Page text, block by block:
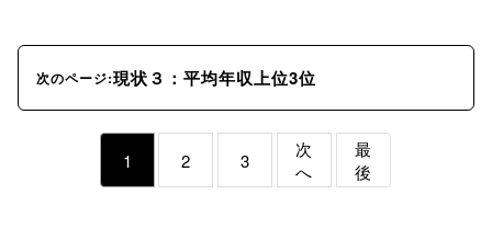
次のページ:現状３：平均年収上位3位
1 2 3
次
へ
最
後